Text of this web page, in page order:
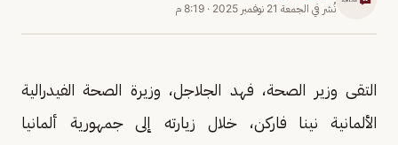
نُشر في الجمعة 21 نوفمبر 2025 · 8:19 م
التقى وزير الصحة، فهد الجلاجل، وزيرة الصحة الفيدرالية
الألمانية نينا فاركن، خلال زيارته إلى جمهورية ألمانيا